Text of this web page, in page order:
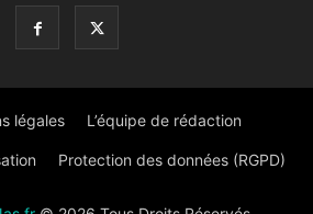
légales L’équipe de rédaction
Protection des données (RGPD)